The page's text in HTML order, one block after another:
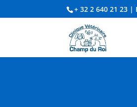
+ 32 2 640 21 23 |